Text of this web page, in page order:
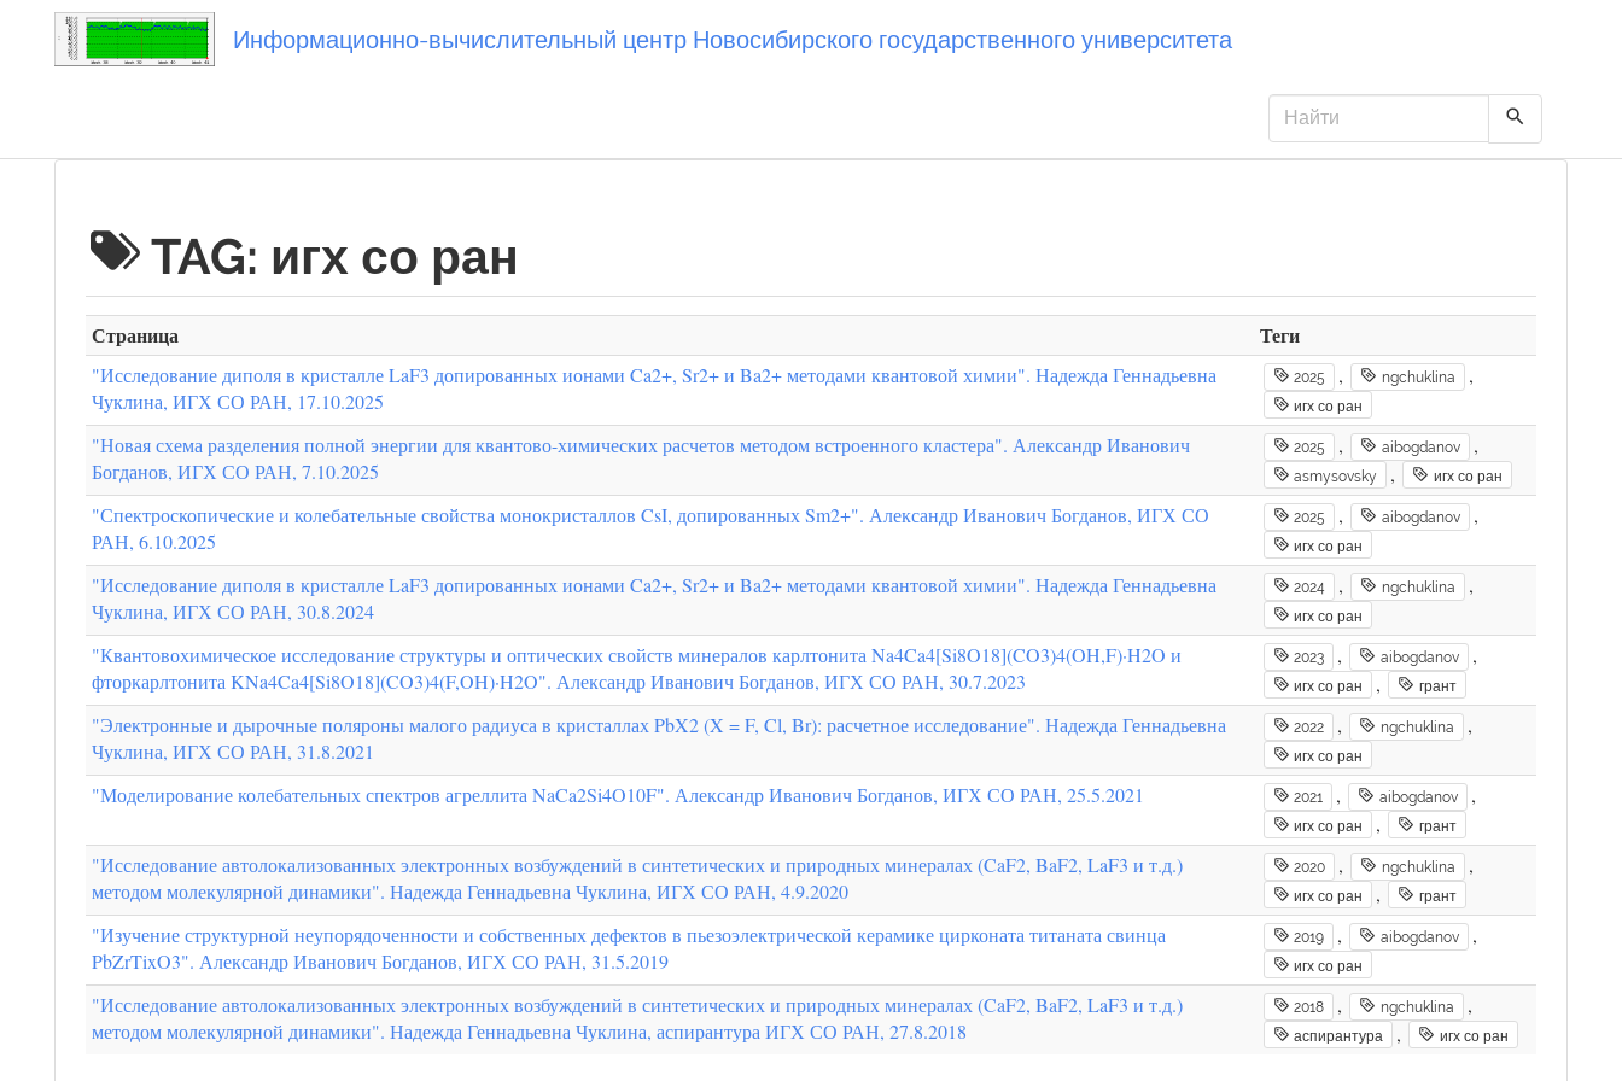
Информационно-вычислительный центр Новосибирского государственного университета
TAG: игх со ран
Страница Теги
"Исследование диполя в кристалле LaF3 допированных ионами Ca2+, Sr2+ и Ba2+ методами квантовой химии". Надежда Геннадьевна
Чуклина, ИГХ СО РАН, 17.10.2025
2025 , ngchuklina ,
игх со ран
"Новая схема разделения полной энергии для квантово-химических расчетов методом встроенного кластера". Александр Иванович
Богданов, ИГХ СО РАН, 7.10.2025
2025 , aibogdanov ,
asmysovsky , игх со ран
"Спектроскопические и колебательные свойства монокристаллов CsI, допированных Sm2+". Александр Иванович Богданов, ИГХ СО
РАН, 6.10.2025
2025 , aibogdanov ,
игх со ран
"Исследование диполя в кристалле LaF3 допированных ионами Ca2+, Sr2+ и Ba2+ методами квантовой химии". Надежда Геннадьевна
Чуклина, ИГХ СО РАН, 30.8.2024
2024 , ngchuklina ,
игх со ран
"Квантовохимическое исследование структуры и оптических свойств минералов карлтонита Na4Ca4[Si8O18](CO3)4(OH,F)·H2O и
фторкарлтонита KNa4Ca4[Si8O18](CO3)4(F,OH)·H2O". Александр Иванович Богданов, ИГХ СО РАН, 30.7.2023
2023 , aibogdanov ,
игх со ран , грант
"Электронные и дырочные поляроны малого радиуса в кристаллах PbX2 (X = F, Cl, Br): расчетное исследование". Надежда Геннадьевна
Чуклина, ИГХ СО РАН, 31.8.2021
2022 , ngchuklina ,
игх со ран
"Моделирование колебательных спектров агреллита NaCa2Si4O10F". Александр Иванович Богданов, ИГХ СО РАН, 25.5.2021 2021 , aibogdanov ,
игх со ран , грант
"Исследование автолокализованных электронных возбуждений в синтетических и природных минералах (CaF2, BaF2, LaF3 и т.д.)
методом молекулярной динамики". Надежда Геннадьевна Чуклина, ИГХ СО РАН, 4.9.2020
2020 , ngchuklina ,
игх со ран , грант
"Изучение структурной неупорядоченности и собственных дефектов в пьезоэлектрической керамике цирконата титаната свинца
PbZrTixO3". Александр Иванович Богданов, ИГХ СО РАН, 31.5.2019
2019 , aibogdanov ,
игх со ран
"Исследование автолокализованных электронных возбуждений в синтетических и природных минералах (CaF2, BaF2, LaF3 и т.д.)
методом молекулярной динамики". Надежда Геннадьевна Чуклина, аспирантура ИГХ СО РАН, 27.8.2018
2018 , ngchuklina ,
аспирантура , игх со ран